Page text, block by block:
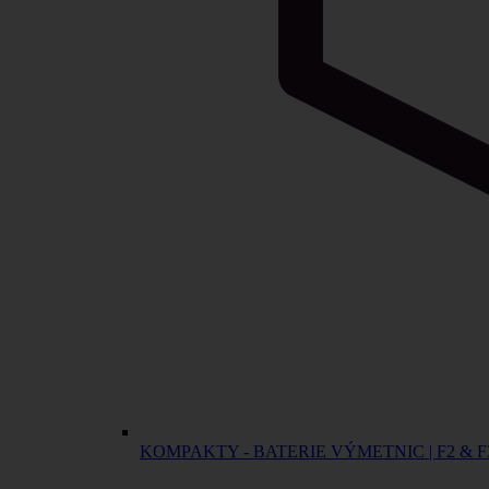
KOMPAKTY - BATERIE VÝMETNIC | F2 &